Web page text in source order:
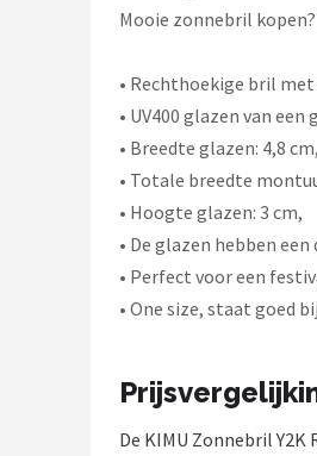
Mooie zonnebril
• Rechthoekige bril
• UV400 glazen van
• Breedte glazen: 4,8 cm,
• Totale breedte
• Hoogte glazen: 3 cm,
• De glazen hebben
• Perfect voor een
• One size, staat goed
De KIMU Zonnebril